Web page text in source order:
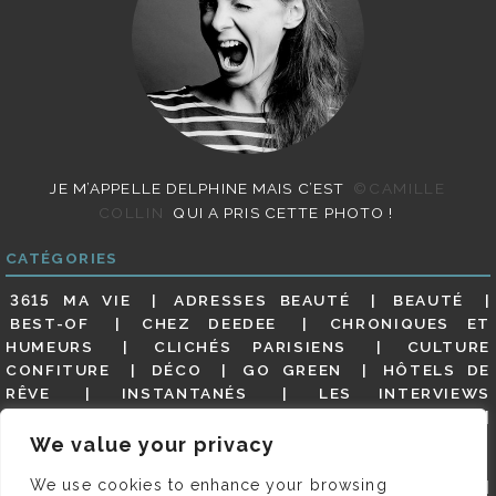
We value your privacy
We use cookies to enhance your browsing
JE M’APPELLE DELPHINE MAIS C’EST
©CAMILLE
COLLIN
QUI A PRIS CETTE PHOTO !
CATÉGORIES
3615 MA VIE ADRESSES BEAUTÉ
BEAUTÉ
BEST-OF
CHEZ DEEDEE
CHRONIQUES ET
HUMEURS
CLICHÉS PARISIENS
CULTURE
CONFITURE
DÉCO GO GREEN
HÔTELS DE
RÊVE
INSTANTANÉS
LES INTERVIEWS
MES ADRESSES
MODE NON CLASSÉ
GUIDE
PARIS EN PHOTOS RESTAURANTS